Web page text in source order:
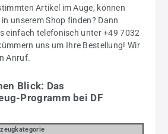
Artikel im Auge, können
unserem Shop finden? Dann
einfach telefonisch unter +49 7032
uns um Ihre Bestellung! Wir
Anruf.
Blick: Das
Programm bei DF